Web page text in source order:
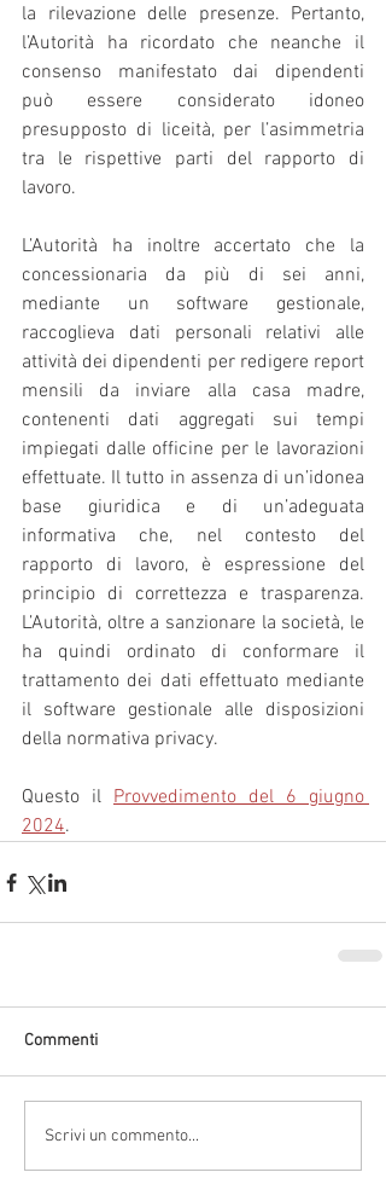
la rilevazione delle presenze. Pertanto,
l’Autorità ha ricordato che neanche il
consenso manifestato dai dipendenti
può essere considerato idoneo
presupposto di liceità, per l’asimmetria
tra le rispettive parti del rapporto di
lavoro.
L’Autorità ha inoltre accertato che la
concessionaria da più di sei anni,
mediante un software gestionale,
raccoglieva dati personali relativi alle
attività dei dipendenti per redigere report
mensili da inviare alla casa madre,
contenenti dati aggregati sui tempi
impiegati dalle officine per le lavorazioni
effettuate. Il tutto in assenza di un’idonea
base giuridica e di un’adeguata
informativa che, nel contesto del
rapporto di lavoro, è espressione del
principio di correttezza e trasparenza.
L’Autorità, oltre a sanzionare la società, le
ha quindi ordinato di conformare il
trattamento dei dati effettuato mediante
il software gestionale alle disposizioni
della normativa privacy.
Questo il Provvedimento del 6 giugno
2024.
Commenti
Scrivi un commento...